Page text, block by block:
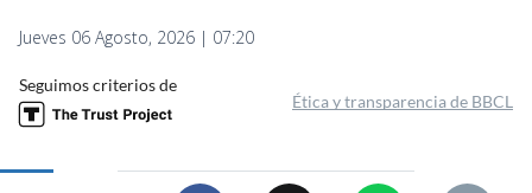
Jueves 06 Agosto, 2026 | 07:20
Seguimos criterios de
Ética y transparencia de BBCL